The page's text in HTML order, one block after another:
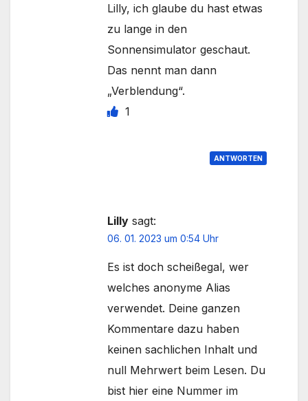
Lilly, ich glaube du hast etwas
zu lange in den
Sonnensimulator geschaut.
Das nennt man dann
„Verblendung“.
1
ANTWORTEN
Lilly sagt:
06. 01. 2023 um 0:54 Uhr
Es ist doch scheißegal, wer
welches anonyme Alias
verwendet. Deine ganzen
Kommentare dazu haben
keinen sachlichen Inhalt und
null Mehrwert beim Lesen. Du
bist hier eine Nummer im